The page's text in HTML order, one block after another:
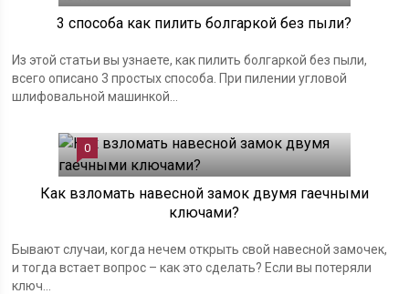
3 способа как пилить болгаркой без пыли?
Из этой статьи вы узнаете, как пилить болгаркой без пыли,
всего описано 3 простых способа. При пилении угловой
шлифовальной машинкой...
0
Как взломать навесной замок двумя гаечными
ключами?
Бывают случаи, когда нечем открыть свой навесной замочек,
и тогда встает вопрос – как это сделать? Если вы потеряли
ключ...